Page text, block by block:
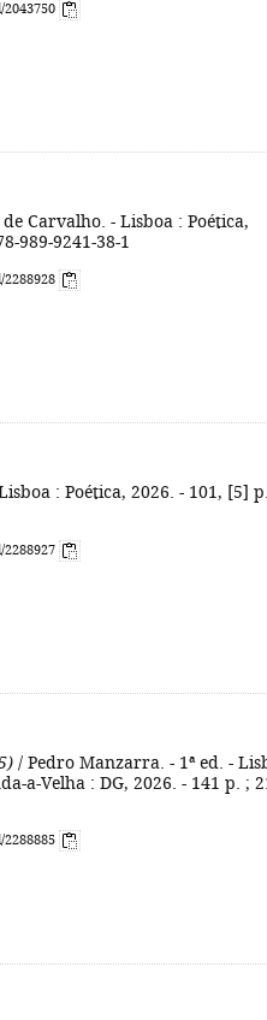
Carvalho. - Lisboa : Poética,
989-9241-38-1
: Poética, 2026. - 101, [5]
/ Pedro Manzarra. - 1ª ed. -
a-Velha : DG, 2026. - 141 p. ;